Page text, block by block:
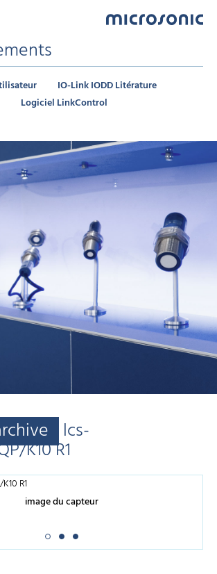
IO-Link IODD Litérature
Logiciel LinkControl
lcs-
K10 R1
image du capteur